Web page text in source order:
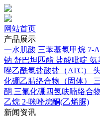
网站首页
产品展示
一水肌酸 三苯基氯甲烷 7-
钠 舒巴坦匹酯 盐酸吡啶 氨
唑乙酰氯盐酸盐（ATC）
化硼乙腈络合物（固体）
酮 三氟化硼四氢呋喃络合
乙烷 2-咪唑烷酮(乙烯脲)
新闻资讯